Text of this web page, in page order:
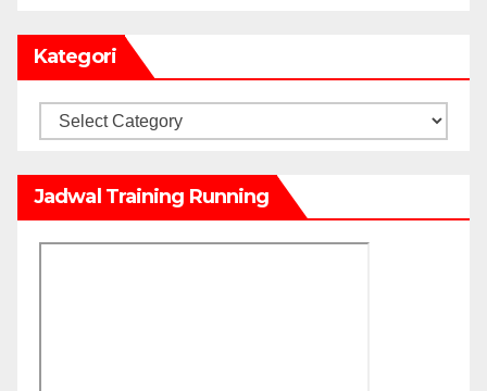
Kategori
Kategori
Jadwal Training Running